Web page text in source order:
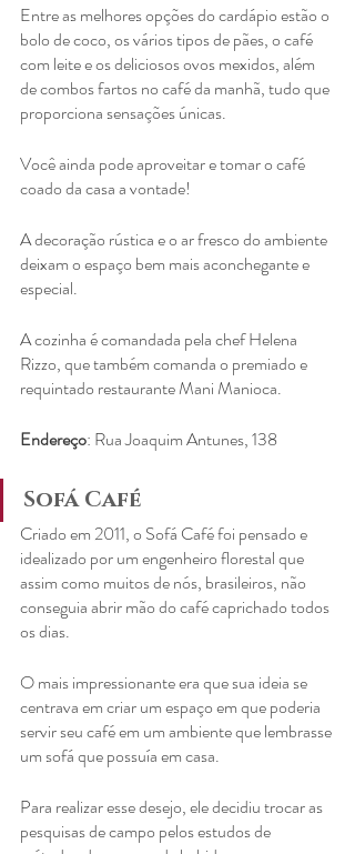
Entre as melhores opções do cardápio estão o
bolo de coco, os vários tipos de pães, o café
com leite e os deliciosos ovos mexidos, além
de combos fartos no café da manhã, tudo que
proporciona sensações únicas.
Você ainda pode aproveitar e tomar o café
coado da casa a vontade!
A decoração rústica e o ar fresco do ambiente
deixam o espaço bem mais aconchegante e
especial.
A cozinha é comandada pela chef Helena
Rizzo, que também comanda o premiado e
requintado restaurante Mani Manioca.
Endereço: Rua Joaquim Antunes, 138
Sofá Café
Criado em 2011, o Sofá Café foi pensado e
idealizado por um engenheiro florestal que
assim como muitos de nós, brasileiros, não
conseguia abrir mão do café caprichado todos
os dias.
O mais impressionante era que sua ideia se
centrava em criar um espaço em que poderia
servir seu café em um ambiente que lembrasse
um sofá que possuía em casa.
Para realizar esse desejo, ele decidiu trocar as
pesquisas de campo pelos estudos de